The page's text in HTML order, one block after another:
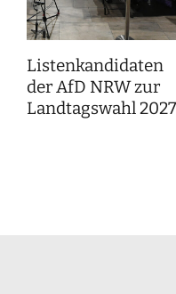
Listenkandidaten
der AfD NRW zur
Landtagswahl 2027